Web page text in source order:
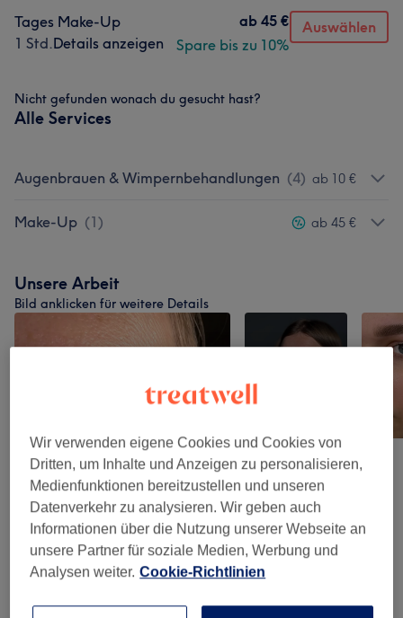
Tages Make-Up
1 Std.Details anzeigen
ab 45 €
Spare bis zu 10%
Auswählen
Nicht gefunden wonach du gesucht hast?
Alle Services
Augenbrauen & Wimpernbehandlungen (4) ab 10 €
Make-Up (1) ab 45 €
Unsere Arbeit
Bild anklicken für weitere Details
Wir verwenden eigene Cookies und Cookies von
Dritten, um Inhalte und Anzeigen zu personalisieren,
Medienfunktionen bereitzustellen und unseren
Datenverkehr zu analysieren. Wir geben auch
Informationen über die Nutzung unserer Webseite an
unsere Partner für soziale Medien, Werbung und
Analysen weiter. Cookie-Richtlinien